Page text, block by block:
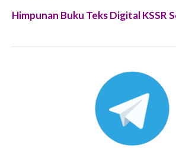
Himpunan Buku Teks Digital KSSR